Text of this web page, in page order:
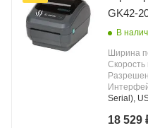
GK42-
В
Ширина
Скорость
Serial),
18 529